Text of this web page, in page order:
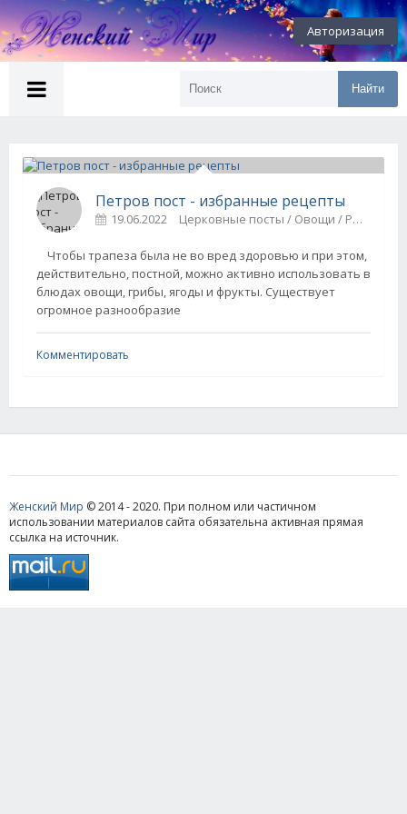
Авторизация
Найти
Петров пост - избранные рецепты
19.06.2022 Церковные посты / Овощи / Рыба
Чтобы трапеза была не во вред здоровью и при этом,
действительно, постной, можно активно использовать в
блюдах овощи, грибы, ягоды и фрукты. Существует
огромное разнообразие
Комментировать
Женский Мир © 2014 - 2020. При полном или частичном
использовании материалов сайта обязательна активная прямая
ссылка на источник.